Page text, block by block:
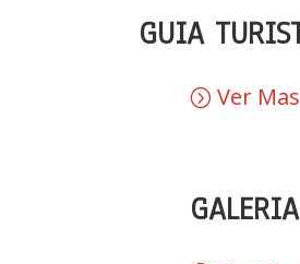
GUIA
Ver Mas
GALERIA